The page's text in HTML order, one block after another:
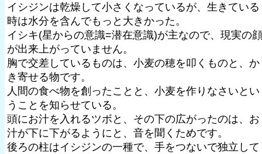
イシジンは乾燥して小さくなっているが、生きている
時は水分を含んでもっと大きかった。
イシキ(星からの意識=潜在意識)が主なので、現実の顔
が出来上がっていません。
胸で交差しているものは、小麦の穂を叩くものと、か
き寄せる物です。
人間の食べ物を創ったことと、小麦を作りなさいとい
うことを知らせている。
頭にお汁を入れるツボと、その下の広がったのは、お
汁が下に下がるようにと、音を聞くためです。
後ろの柱はイシジンの一種で、手をつないで独立して